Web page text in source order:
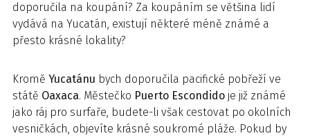
doporučila na koupání? Za koupáním se většina lidí
vydává na Yucatán, existují některé méně známé a
přesto krásné lokality?
Kromě Yucatánu bych doporučila pacifické pobřeží ve
státě Oaxaca. Městečko Puerto Escondido je již známé
jako ráj pro surfaře, budete-li však cestovat po okolních
vesničkách, objevíte krásné soukromé pláže. Pokud by